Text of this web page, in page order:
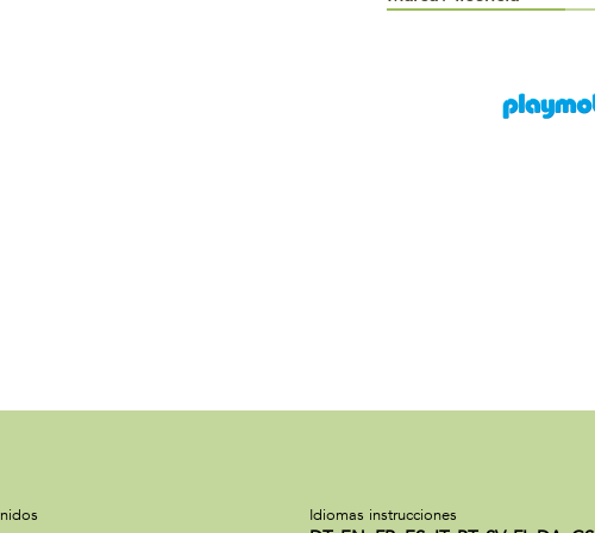
Idiomas instrucciones